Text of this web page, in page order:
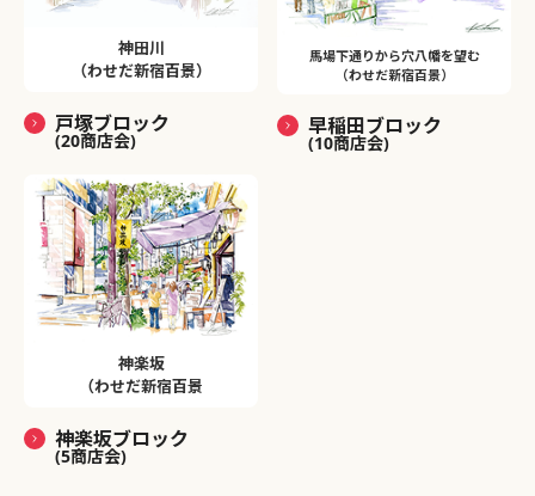
神田川
（わせだ新宿百景）
戸塚ブロック
(20商店会)
馬場下通りから穴八幡を望む
（わせだ新宿百景）
早稲田ブロック
(10商店会)
神楽坂
（わせだ新宿百景
神楽坂ブロック
(5商店会)